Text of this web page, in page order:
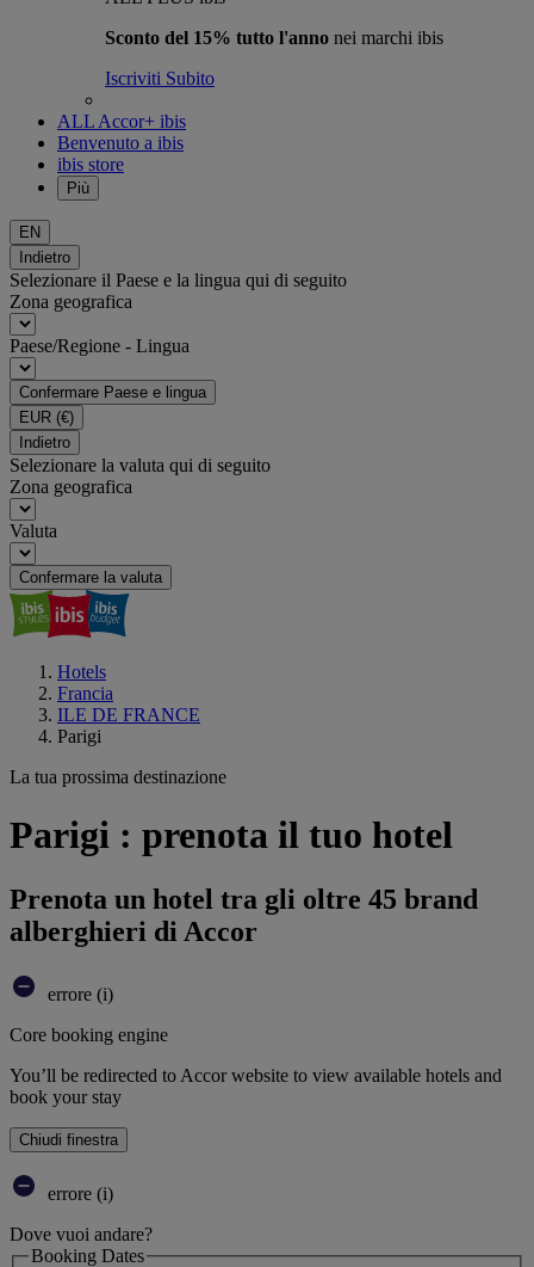
Sconto del 15% tutto l'anno nei marchi ibis
Iscriviti Subito
ALL Accor+ ibis
Benvenuto a ibis
ibis store
Più
EN
Indietro
Selezionare il Paese e la lingua qui di seguito
Zona geografica
Paese/Regione - Lingua
Confermare Paese e lingua
EUR (€)
Indietro
Selezionare la valuta qui di seguito
Zona geografica
Valuta
Confermare la valuta
Hotels
Francia
ILE DE FRANCE
Parigi
La tua prossima destinazione
Parigi : prenota il tuo hotel
Prenota un hotel tra gli oltre 45 brand
alberghieri di Accor
errore (i)
Core booking engine
You’ll be redirected to Accor website to view available hotels and
book your stay
Chiudi finestra
errore (i)
Dove vuoi andare?
Booking Dates